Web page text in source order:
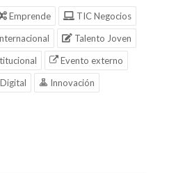
Emprende
TIC Negocios
Talento Joven
Evento externo
Innovación